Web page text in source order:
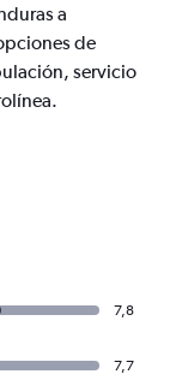
a
de
servicio
7,8
7,7